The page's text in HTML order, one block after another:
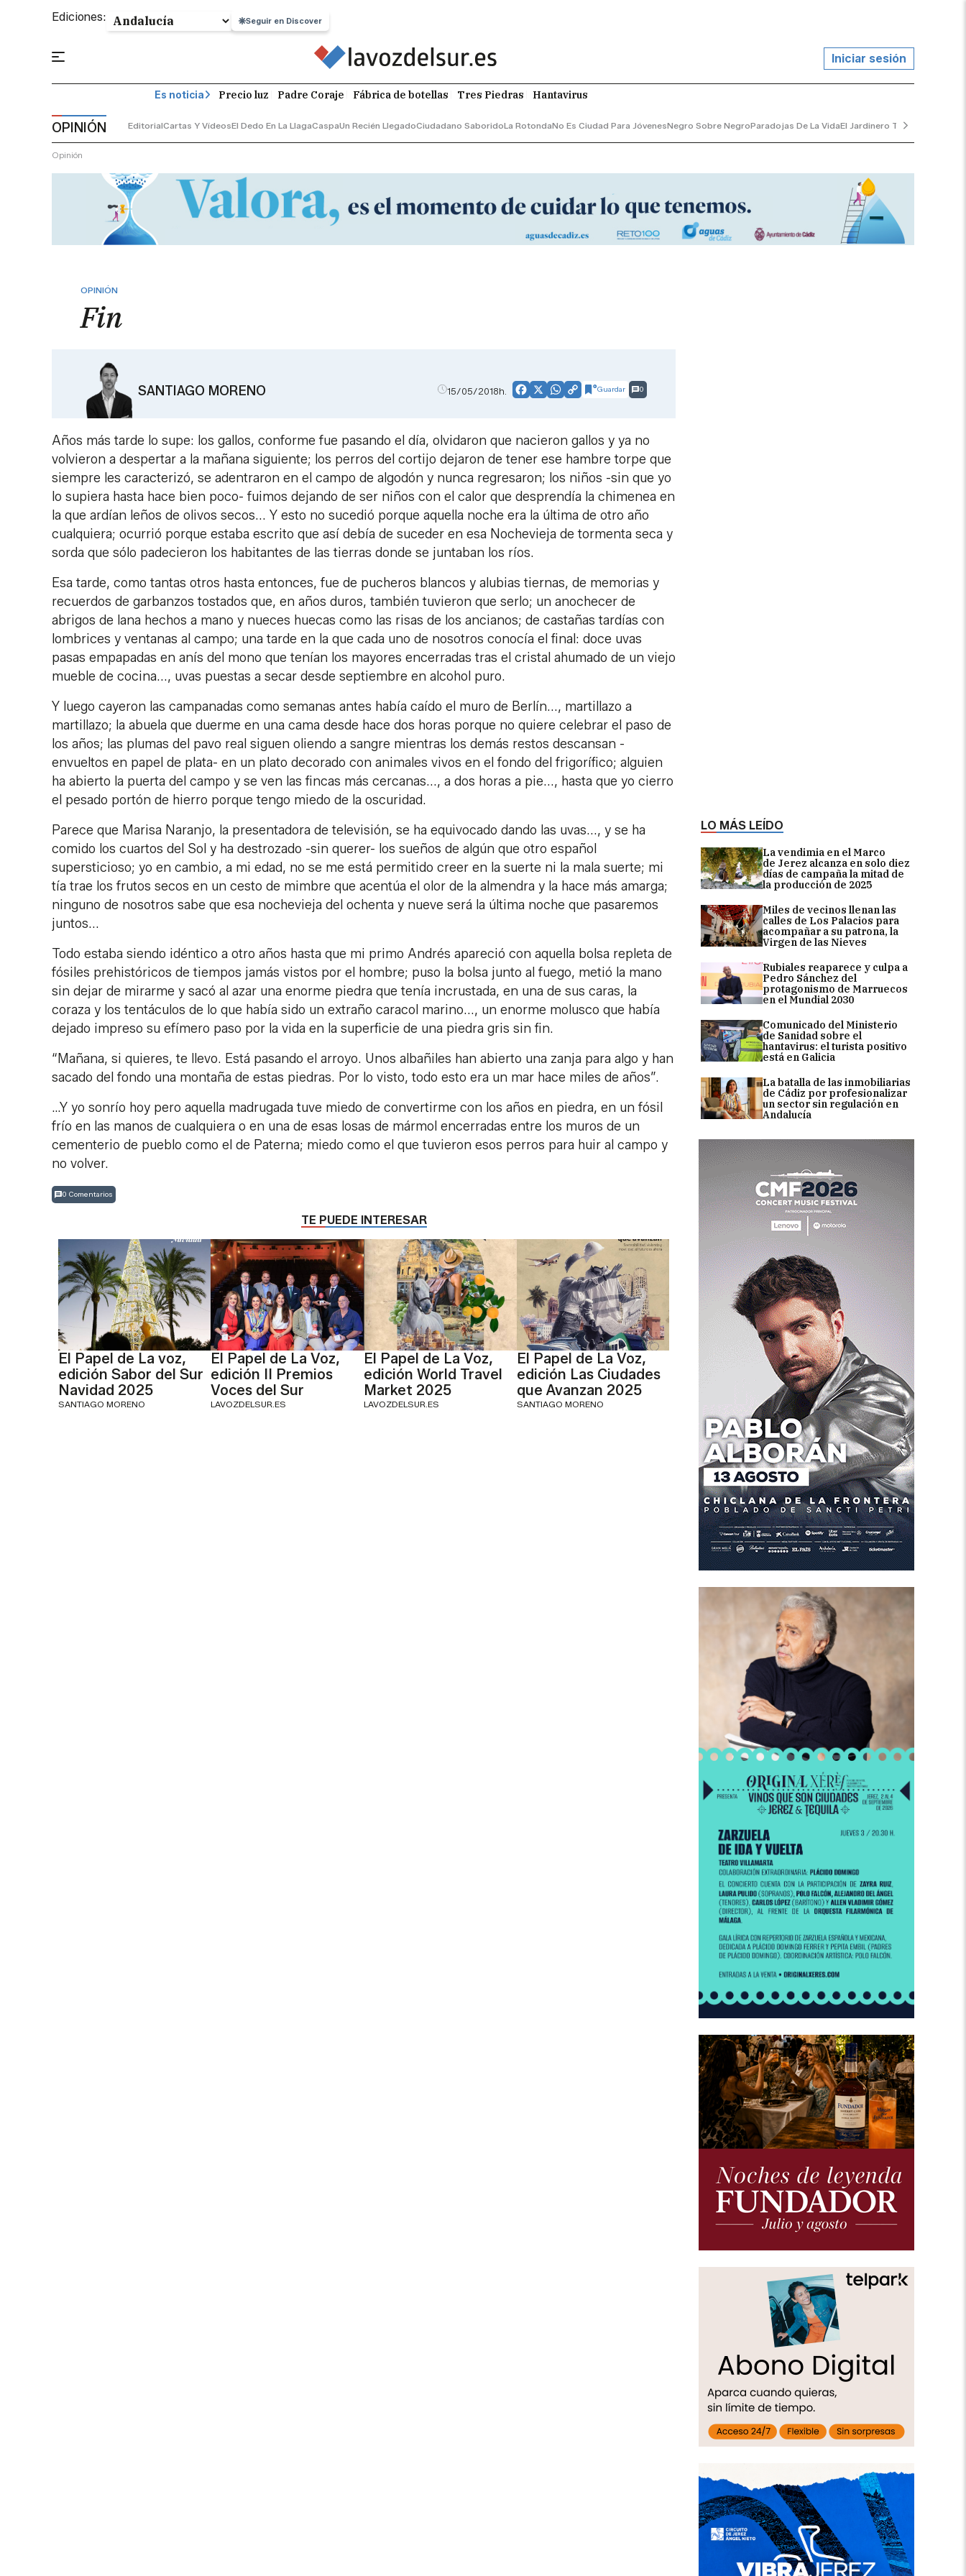
Ediciones: Seguir en Discover
Iniciar sesión
Es noticia Precio luz Padre Coraje Fábrica de botellas Tres Piedras Hantavirus
OPINIÓN EditorialCartas Y VídeosEl Dedo En La LlagaCaspaUn Recién LlegadoCiudadano SaboridoLa RotondaNo Es Ciudad Para JóvenesNegro Sobre NegroParadojas De La VidaEl Jardinero Tranquilo
Opinión
OPINIÓN
Fin
LO MÁS LEÍDO
La vendimia en el Marco
de Jerez alcanza en solo diez
días de campaña la mitad de
la producción de 2025
Miles de vecinos llenan las
calles de Los Palacios para
acompañar a su patrona, la
Virgen de las Nieves
Rubiales reaparece y culpa a
Pedro Sánchez del
protagonismo de Marruecos
en el Mundial 2030
Comunicado del Ministerio
de Sanidad sobre el
hantavirus: el turista positivo
está en Galicia
La batalla de las inmobiliarias
de Cádiz por profesionalizar
un sector sin regulación en
Andalucía
SANTIAGO MORENO 15/05/2018h. Facebook
X WhatsApp
CopyGuardar 0
Años más tarde lo supe: los gallos, conforme fue pasando el día, olvidaron que nacieron gallos y ya no
volvieron a despertar a la mañana siguiente; los perros del cortijo dejaron de tener ese hambre torpe que
siempre les caracterizó, se adentraron en el campo de algodón y nunca regresaron; los niños -sin que yo
lo supiera hasta hace bien poco- fuimos dejando de ser niños con el calor que desprendía la chimenea en
la que ardían leños de olivos secos... Y esto no sucedió porque aquella noche era la última de otro año
cualquiera; ocurrió porque estaba escrito que así debía de suceder en esa Nochevieja de tormenta seca y
sorda que sólo padecieron los habitantes de las tierras donde se juntaban los ríos.
Esa tarde, como tantas otros hasta entonces, fue de pucheros blancos y alubias tiernas, de memorias y
recuerdos de garbanzos tostados que, en años duros, también tuvieron que serlo; un anochecer de
abrigos de lana hechos a mano y nueces huecas como las risas de los ancianos; de castañas tardías con
lombrices y ventanas al campo; una tarde en la que cada uno de nosotros conocía el final: doce uvas
pasas empapadas en anís del mono que tenían los mayores encerradas tras el cristal ahumado de un viejo
mueble de cocina..., uvas puestas a secar desde septiembre en alcohol puro.
Y luego cayeron las campanadas como semanas antes había caído el muro de Berlín..., martillazo a
martillazo; la abuela que duerme en una cama desde hace dos horas porque no quiere celebrar el paso de
los años; las plumas del pavo real siguen oliendo a sangre mientras los demás restos descansan -
envueltos en papel de plata- en un plato decorado con animales vivos en el fondo del frigorífico; alguien
ha abierto la puerta del campo y se ven las fincas más cercanas..., a dos horas a pie..., hasta que yo cierro
el pesado portón de hierro porque tengo miedo de la oscuridad.
Parece que Marisa Naranjo, la presentadora de televisión, se ha equivocado dando las uvas..., y se ha
comido los cuartos del Sol y ha destrozado -sin querer- los sueños de algún que otro español
supersticioso; yo en cambio, a mi edad, no se me está permitido creer en la suerte ni la mala suerte; mi
tía trae los frutos secos en un cesto de mimbre que acentúa el olor de la almendra y la hace más amarga;
ninguno de nosotros sabe que esa nochevieja del ochenta y nueve será la última noche que pasaremos
juntos...
Todo estaba siendo idéntico a otro años hasta que mi primo Andrés apareció con aquella bolsa repleta de
fósiles prehistóricos de tiempos jamás vistos por el hombre; puso la bolsa junto al fuego, metió la mano
sin dejar de mirarme y sacó al azar una enorme piedra que tenía incrustada, en una de sus caras, la
coraza y los tentáculos de lo que había sido un extraño caracol marino..., un enorme molusco que había
dejado impreso su efímero paso por la vida en la superficie de una piedra gris sin fin.
“Mañana, si quieres, te llevo. Está pasando el arroyo. Unos albañiles han abierto una zanja para algo y han
sacado del fondo una montaña de estas piedras. Por lo visto, todo esto era un mar hace miles de años”.
…Y yo sonrío hoy pero aquella madrugada tuve miedo de convertirme con los años en piedra, en un fósil
frío en las manos de cualquiera o en una de esas losas de mármol encerradas entre los muros de un
cementerio de pueblo como el de Paterna; miedo como el que tuvieron esos perros para huir al campo y
no volver.
0 Comentarios
TE PUEDE INTERESAR
El Papel de La voz,
edición Sabor del Sur
Navidad 2025
SANTIAGO MORENO
El Papel de La Voz,
edición II Premios
Voces del Sur
LAVOZDELSUR.ES
El Papel de La Voz,
edición World Travel
Market 2025
LAVOZDELSUR.ES
El Papel de La Voz,
edición Las Ciudades
que Avanzan 2025
SANTIAGO MORENO